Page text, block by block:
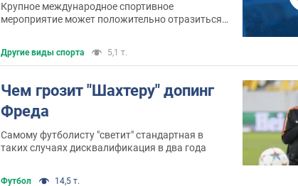
Крупное международное спортивное
мероприятие может положительно отразиться
Другие виды спорта 5,1 т.
Чем грозит "Шахтеру" допинг
Фреда
Самому футболисту "светит" стандартная в
таких случаях дисквалификация в два года
Футбол 14,5 т.